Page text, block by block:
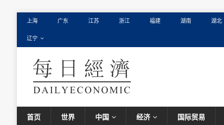
上海 广东 江苏 浙江 福建 湖南 湖北
辽宁
首页 世界 中国 经济 国际贸易